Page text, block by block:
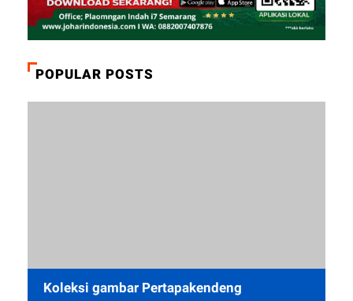
POPULAR POSTS
Koleksi gambar Pertapakendeng